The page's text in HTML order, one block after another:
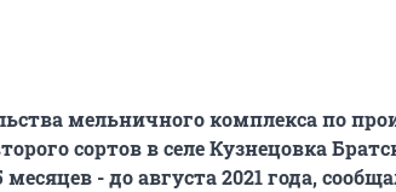
мельничного комплекса по
сортов в селе Кузнецовка
- до августа 2021 года,